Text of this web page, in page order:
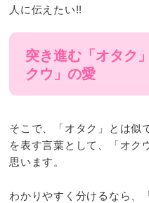
人に伝えたい!!
突き進む「オタク
クウ」の愛
そこで、「オタク」とは似
を表す言葉として、「オク
思います。
わかりやすく分けるなら、